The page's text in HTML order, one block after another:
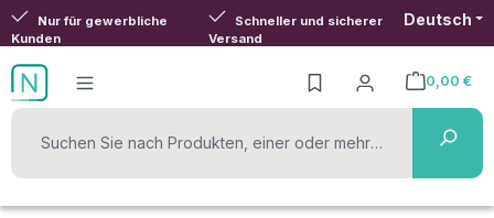
Zum Hauptinhalt springen
Nur für gewerbliche
Kunden
Schneller und sicherer
Versand
Deutsch
0,00 €
Warenkorb